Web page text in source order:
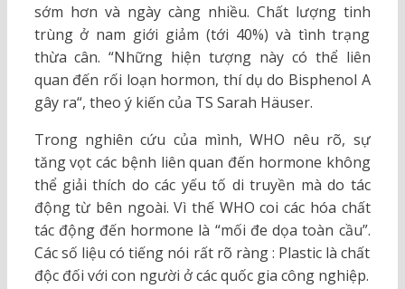
sớm hơn và ngày càng nhiều. Chất lượng tinh
trùng ở nam giới giảm (tới 40%) và tình trạng
thừa cân. “Những hiện tượng này có thể liên
quan đến rối loạn hormon, thí dụ do Bisphenol A
gây ra“, theo ý kiến của TS Sarah Häuser.
Trong nghiên cứu của mình, WHO nêu rõ, sự
tăng vọt các bệnh liên quan đến hormone không
thể giải thích do các yếu tố di truyền mà do tác
động từ bên ngoài. Vì thế WHO coi các hóa chất
tác động đến hormone là “mối đe dọa toàn cầu”.
Các số liệu có tiếng nói rất rõ ràng : Plastic là chất
độc đối với con người ở các quốc gia công nghiệp.